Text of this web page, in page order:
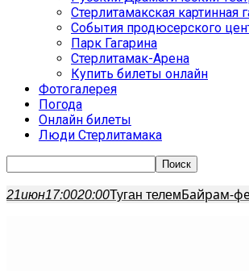
Стерлитамакская картинная
События продюсерского
Парк Гагарина
Стерлитамак-Арена
Купить билеты онлайн
Фотогалерея
Погода
Онлайн билеты
Люди Стерлитамака
21июн17:0020:00Туган телемБайрам-